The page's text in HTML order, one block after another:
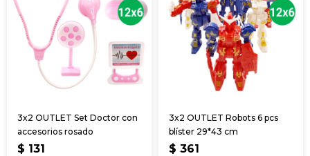
3x2 OUTLET Set Doctor con
accesorios rosado
$ 131
3x2 OUTLET Robots 6 pcs
blíster 29*43 cm
$ 361